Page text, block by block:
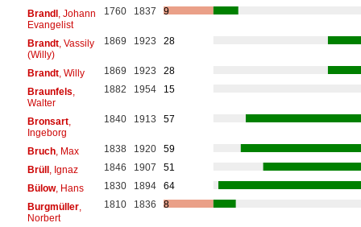
Brandl, Johann
Evangelist
1760 1837 9
Brandt, Vassily
(Willy)
1869 1923 28
Brandt, Willy 1869 1923
28
Braunfels
Walter
1882 1954 15
Bronsart,
Ingeborg
1840 1913 57
Bruch, Max 1838 1920
59
Brüll, Ignaz 1846 1907
51
Bülow, Hans 1830 1894
64
Burgmüller,
Norbert
1810 1836 8